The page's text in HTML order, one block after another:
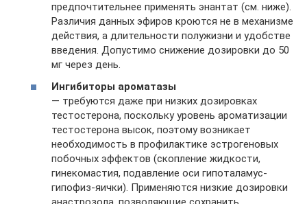
предпочтительнее применять энантат (см. ниже).
Различия данных эфиров кроются не в механизме
действия, а длительности полужизни и удобстве
введения. Допустимо снижение дозировки до 50
мг через день.
Ингибиторы ароматазы
— требуются даже при низких дозировках
тестостерона, поскольку уровень ароматизации
тестостерона высок, поэтому возникает
необходимость в профилактике эстрогеновых
побочных эффектов (скопление жидкости,
гинекомастия, подавление оси гипоталамус-
гипофиз-яички). Применяются низкие дозировки